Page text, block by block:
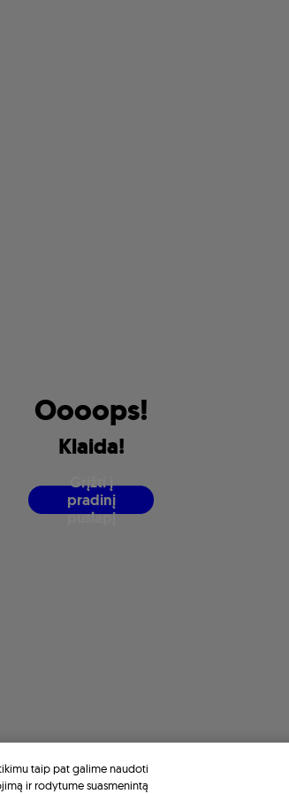
Oooops!
Klaida!
Grįžtiį
pradinį
puslapį
taip pat galime naudoti
ir rodytume suasmenintą